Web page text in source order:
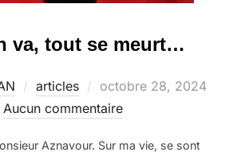
va, tout se meurt…
articles
Publié
le
octobre 28, 2024
Aucun commentaire
Aznavour. Sur ma vie, se sont